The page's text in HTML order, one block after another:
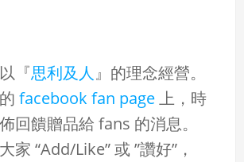
『思利及人』的理念經營。
facebook fan page上，時
回饋贈品給 fans 的消息。
家 “Add/Like” 或 ”讚好”，